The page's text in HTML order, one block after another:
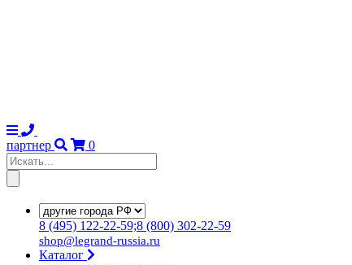
партнер
0
8 (495) 122-22-59;8 (800) 302-22-59
shop@legrand-russia.ru
Каталог